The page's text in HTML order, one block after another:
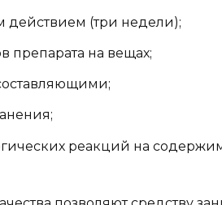
(три недели);
препарата на вещах;
реакций на